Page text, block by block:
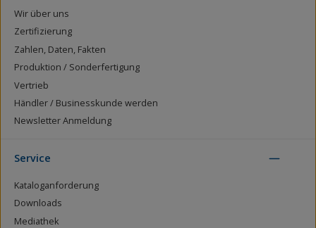
Wir über uns
Zertifizierung
Zahlen, Daten, Fakten
Produktion / Sonderfertigung
Vertrieb
Händler / Businesskunde werden
Newsletter Anmeldung
Service
Kataloganforderung
Downloads
Mediathek